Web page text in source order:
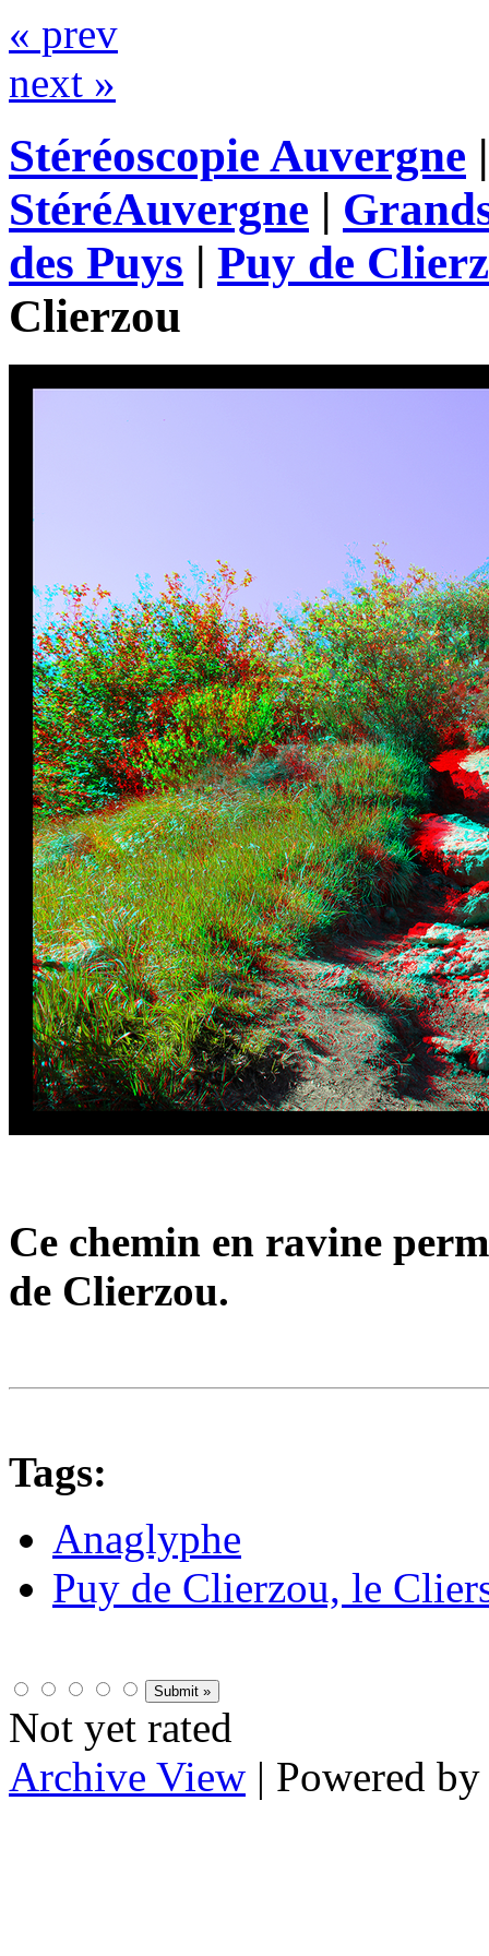
« prev
next »
Stéréoscopie Auvergne
StéréAuvergne |
des Puys | Puy de
Clierzou
Ce chemin en ravine
de Clierzou.
Tags:
Anaglyphe
Puy de Clierzou, le
Not yet rated
Archive View | Powered